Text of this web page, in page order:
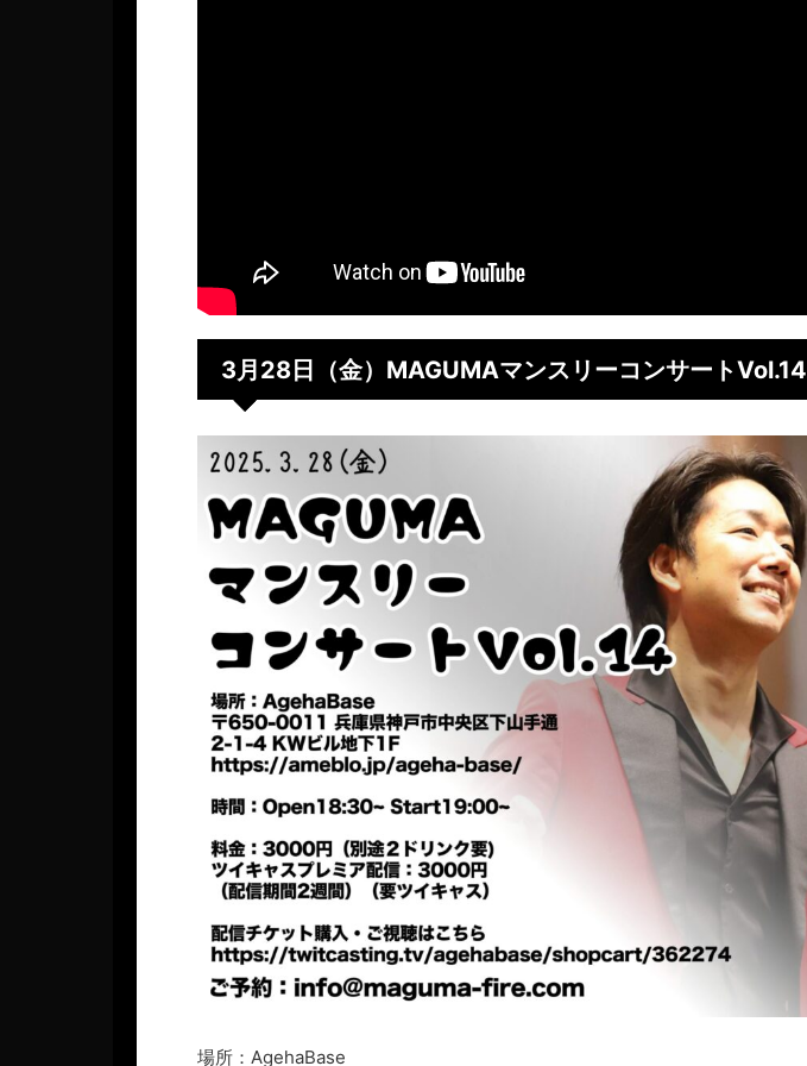
3月28日（金）MAGUMAマンスリーコンサートVol.14
場所：AgehaBase